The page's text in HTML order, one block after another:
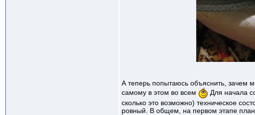
А теперь попытаюсь объяснить, зачем
самому в этом во всем
Для начала
сколько это возможно) техническое
ровный. В общем, на первом этапе план